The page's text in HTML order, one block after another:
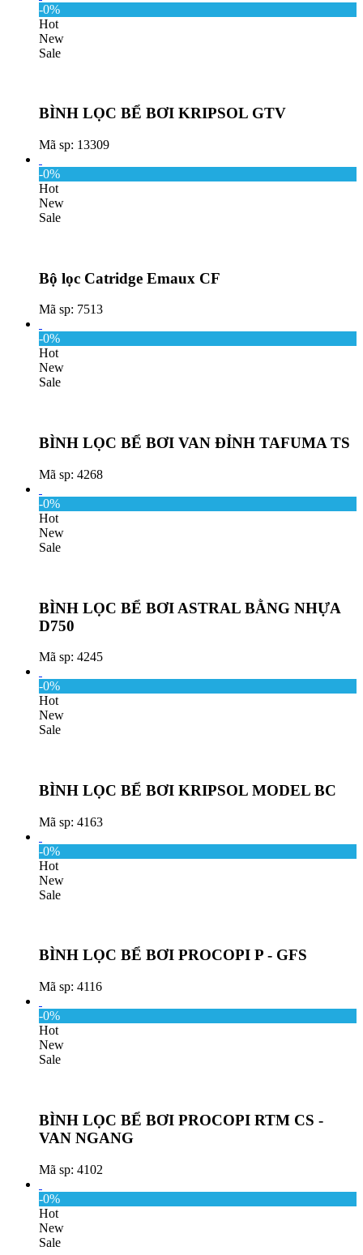
-0%
Hot
New
Sale
BÌNH LỌC BỂ BƠI KRIPSOL GTV
Mã sp: 13309
-0%
Hot
New
Sale
Bộ lọc Catridge Emaux CF
Mã sp: 7513
-0%
Hot
New
Sale
BÌNH LỌC BỂ BƠI VAN ĐỈNH TAFUMA TS
Mã sp: 4268
-0%
Hot
New
Sale
BÌNH LỌC BỂ BƠI ASTRAL BẰNG NHỰA
D750
Mã sp: 4245
-0%
Hot
New
Sale
BÌNH LỌC BỂ BƠI KRIPSOL MODEL BC
Mã sp: 4163
-0%
Hot
New
Sale
BÌNH LỌC BỂ BƠI PROCOPI P - GFS
Mã sp: 4116
-0%
Hot
New
Sale
BÌNH LỌC BỂ BƠI PROCOPI RTM CS -
VAN NGANG
Mã sp: 4102
-0%
Hot
New
Sale